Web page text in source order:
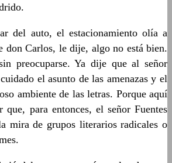
del auto, el estacionamiento olía a
don Carlos, le dije, algo no está bien.
preocuparse. Ya dije que al señor
el asunto de las amenazas y el
ambiente de las letras. Porque aquí
que, para entonces, el señor Fuentes
mira de grupos literarios radicales o